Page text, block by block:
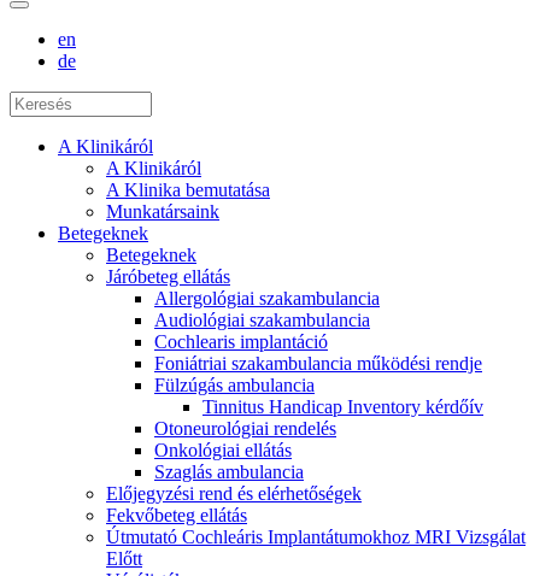
en
de
A Klinikáról
A Klinikáról
A Klinika bemutatása
Munkatársaink
Betegeknek
Betegeknek
Járóbeteg ellátás
Allergológiai szakambulancia
Audiológiai szakambulancia
Cochlearis implantáció
Foniátriai szakambulancia működési rendje
Fülzúgás ambulancia
Tinnitus Handicap Inventory kérdőív
Otoneurológiai rendelés
Onkológiai ellátás
Szaglás ambulancia
Előjegyzési rend és elérhetőségek
Fekvőbeteg ellátás
Útmutató Cochleáris Implantátumokhoz MRI Vizsgálat
Előtt